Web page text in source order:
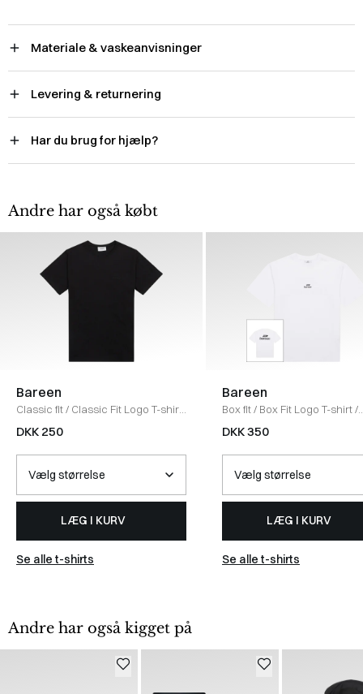
Materiale & vaskeanvisninger
Levering & returnering
Har du brug for hjælp?
Andre har også købt
Bareen
Classic fit/ Classic Fit Logo T-shirt
/BLACK
DKK 250
LÆG I KURV
Se alle t-shirts
Bareen
Box fit/ Box Fit Logo T-shirt/
WHITE
DKK 350
LÆG I KURV
Se alle t-shirts
Andre har også kigget på